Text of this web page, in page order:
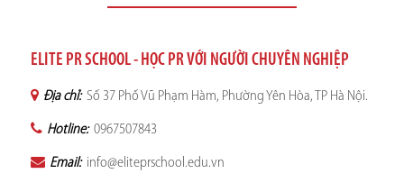
ELITE PR SCHOOL - HỌC PR VỚI NGƯỜI CHUYÊN NGHIỆP
Địa chỉ: Số 37 Phố Vũ Phạm Hàm, Phường Yên Hòa, TP Hà Nội.
Hotline: 0967507843
Email: info@eliteprschool.edu.vn